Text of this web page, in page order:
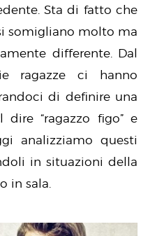
Sta di fatto che
somigliano molto ma
differente. Dal
ragazze ci hanno
di definire una
“ragazzo figo” e
analizziamo questi
in situazioni della
in sala.